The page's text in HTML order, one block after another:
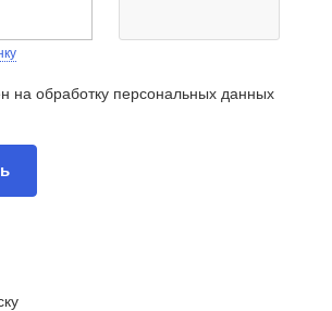
на обработку персональных данных